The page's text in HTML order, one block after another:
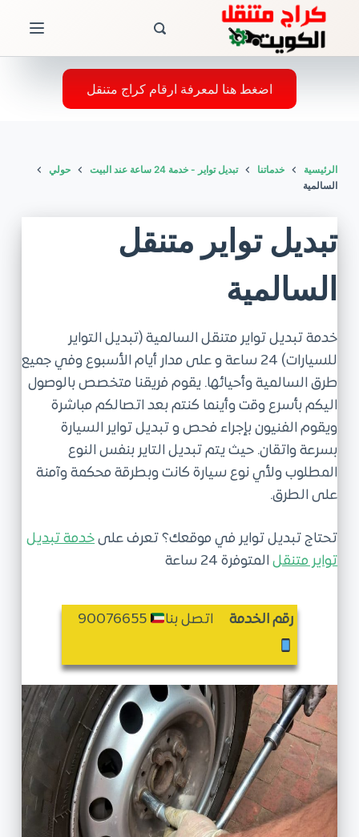
اضغط هنا لمعرفة ارقام كراج متنقل
الرئيسية خدماتنا تبديل تواير - خدمة 24 ساعة عند البيت
حولي
السالمية
تبديل تواير متنقل
السالمية
خدمة تبديل تواير متنقل السالمية (تبديل التواير
للسيارات) 24 ساعة و على مدار أيام الأسبوع وفي جميع
طرق السالمية وأحيائها. يقوم فريقنا متخصص بالوصول
اليكم بأسرع وقت وأينما كنتم بعد اتصالكم مباشرة
ويقوم الفنيون بإجراء فحص و تبديل تواير السيارة
بسرعة واتقان. حيث يتم تبديل التاير بنفس النوع
المطلوب ولأي نوع سيارة كانت وبطرقة محكمة وآمنة
على الطرق.
تحتاج تبديل تواير في موقعك؟ تعرف على خدمة تبديل
تواير متنقلالمتوفرة 24 ساعة
رقم الخدمة اتصل بنا 90076655